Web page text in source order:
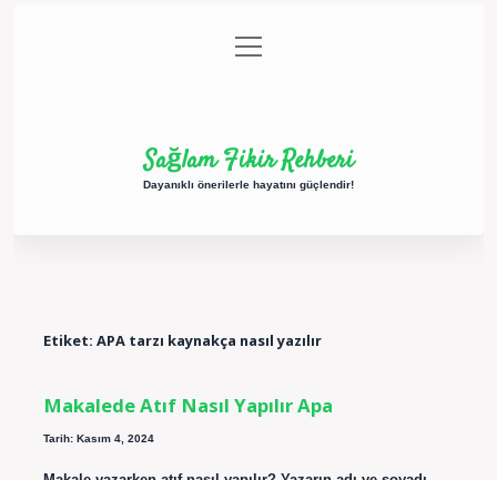
Gizlilik Politikası
menüyü
aç
Sağlam Fikir Rehberi
Dayanıklı önerilerle hayatını güçlendir!
Etiket: APA tarzı kaynakça nasıl yazılır
Makalede Atıf Nasıl Yapılır Apa
Tarih: Kasım 4, 2024